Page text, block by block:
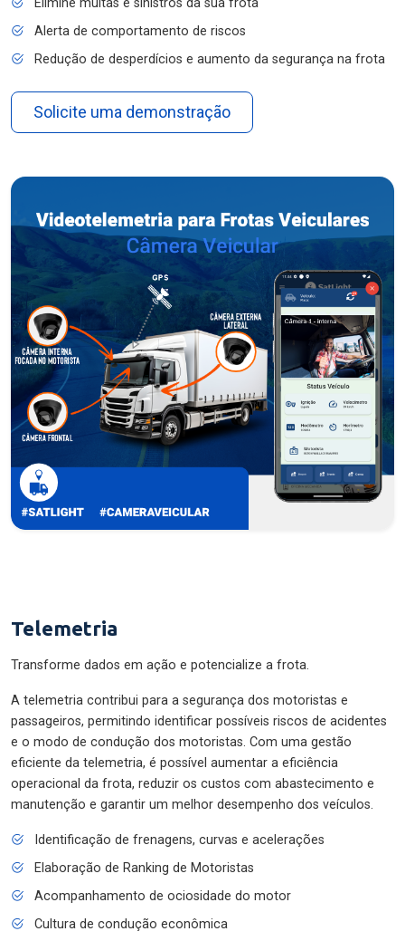
Elimine multas e sinistros da sua frota
Alerta de comportamento de riscos
Redução de desperdícios e aumento da segurança na frota
Solicite uma demonstração
Telemetria
Transforme dados em ação e potencialize a frota.
A telemetria contribui para a segurança dos motoristas e
passageiros, permitindo identificar possíveis riscos de acidentes
e o modo de condução dos motoristas. Com uma gestão
eficiente da telemetria, é possível aumentar a eficiência
operacional da frota, reduzir os custos com abastecimento e
manutenção e garantir um melhor desempenho dos veículos.
Identificação de frenagens, curvas e acelerações
Elaboração de Ranking de Motoristas
Acompanhamento de ociosidade do motor
Cultura de condução econômica